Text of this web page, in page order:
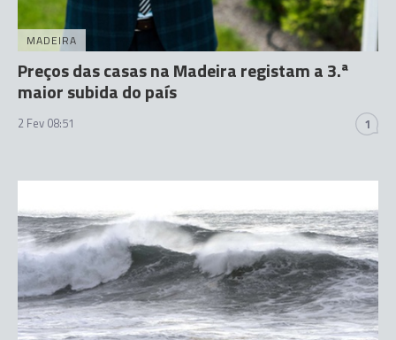
MADEIRA
Preços das casas na Madeira registam a 3.ª
maior subida do país
2 Fev 08:51 1